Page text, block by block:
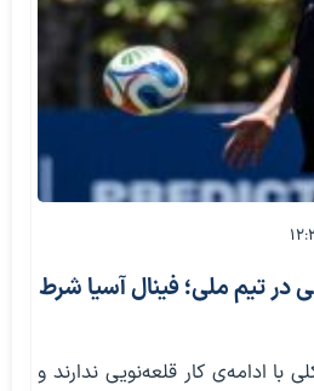
در تیم ملی؛ فینال آسیا شرط
ادامه‌ی کار قلعه‌نویی ندارند و